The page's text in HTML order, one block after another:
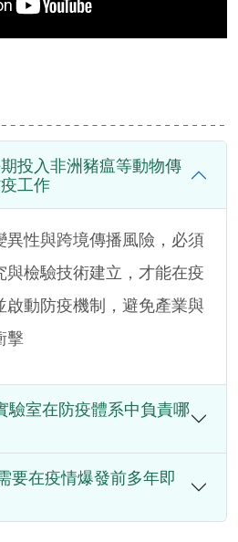
投入非洲豬瘟等動物傳
工作
異性與跨境傳播風險，必須
與檢驗技術建立，才能在疫
啟動防疫機制，避免產業與
擊
驗室在防疫體系中負責哪
要在疫情爆發前多年即